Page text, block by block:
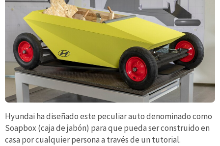
Hyundai ha diseñado este peculiar auto denominado como
Soapbox (caja de jabón) para que pueda ser construido en
casa por cualquier persona a través de un tutorial.